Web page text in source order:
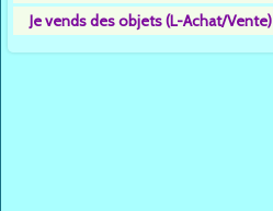
Je vends des objets (L-Achat/Vente)